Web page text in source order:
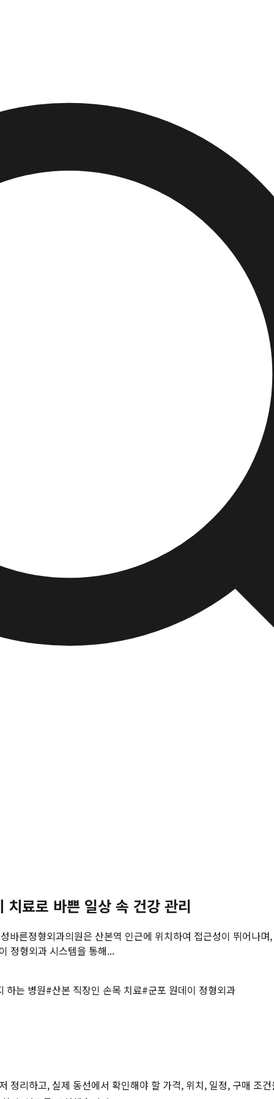
료로 바쁜 일상 속 건강 관리
바른정형외과의원은 산본역 인근에 위치하여 접근성이 뛰어나
정형외과 시스템을 통해...
하는 병원#산본 직장인 손목 치료#군포 원데이 정형외과
정리하고, 실제 동선에서 확인해야 할 가격, 위치, 일정, 구매 조